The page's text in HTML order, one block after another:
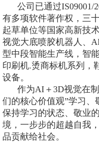
公司已通过IS09001/
有多项软件著作权，三
起草单位等国家高新技
视觉大底喷胶机器人、
型中段智能生产线，智
印刷机.烫商标机系列，
设备。
作为AI＋3D视觉在制
们的核心价值观”学习、
保持学习的状态、敬业
境，一步步的超越自我
品贡献给社会。